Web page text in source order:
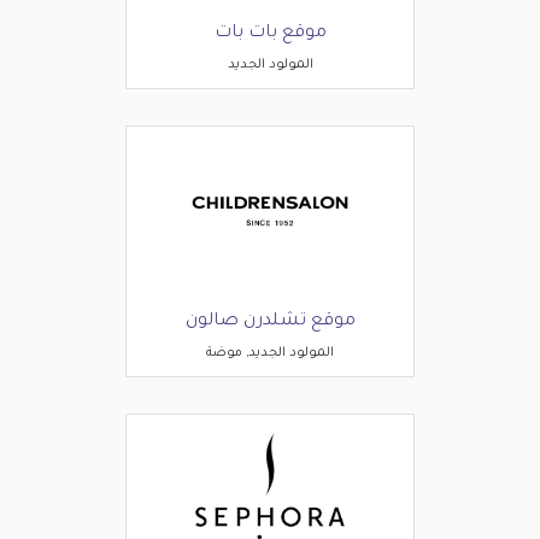
موقع بات بات
المولود الجديد
موقع تشلدرن صالون
المولود الجديد, موضة